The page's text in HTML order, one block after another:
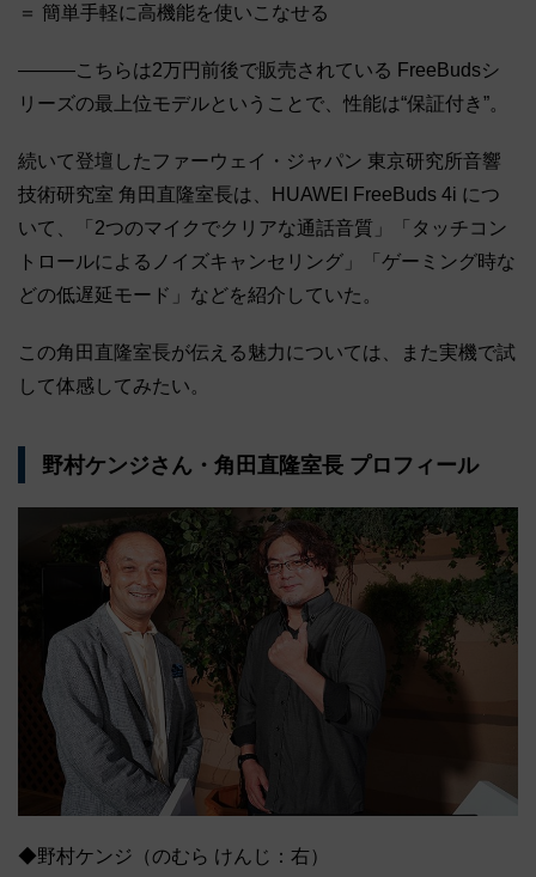
＝ 簡単手軽に高機能を使いこなせる
―――こちらは2万円前後で販売されている FreeBudsシ
リーズの最上位モデルということで、性能は“保証付き”。
続いて登壇したファーウェイ・ジャパン 東京研究所音響
技術研究室 角田直隆室長は、HUAWEI FreeBuds 4i につ
いて、「2つのマイクでクリアな通話音質」「タッチコン
トロールによるノイズキャンセリング」「ゲーミング時な
どの低遅延モード」などを紹介していた。
この角田直隆室長が伝える魅力については、また実機で試
して体感してみたい。
野村ケンジさん・角田直隆室長 プロフィール
◆野村ケンジ（のむら けんじ：右）